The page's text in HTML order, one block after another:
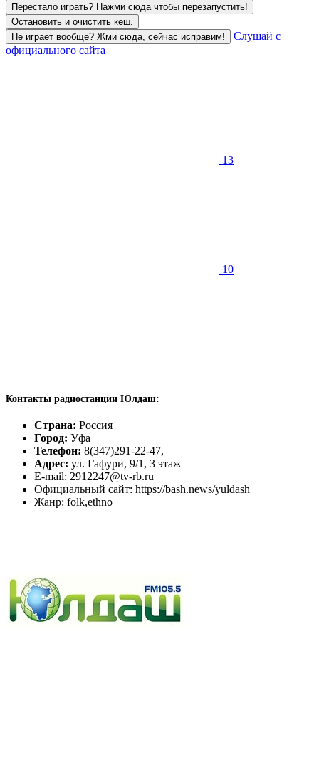
Перестало играть? Нажми сюда чтобы перезапустить!
Остановить и очистить кеш.
Не играет вообще? Жми сюда, сейчас исправим!
Слушай с
официального сайта
13
10
Контакты радиостанции Юлдаш:
Страна: Россия
Город: Уфа
Телефон: 8(347)291-22-47,
Адрес: ул. Гафури, 9/1, 3 этаж
E-mail: 2912247@tv-rb.ru
Официальный сайт: https://bash.news/yuldash
Жанр: folk,ethno